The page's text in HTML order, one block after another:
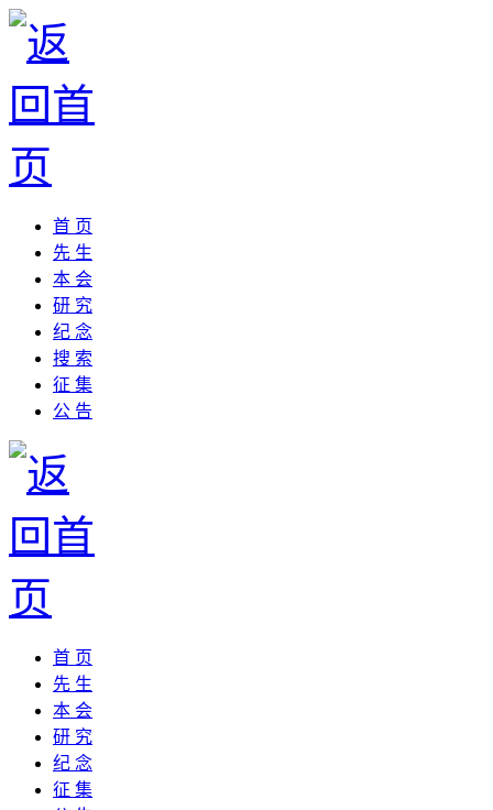
首 页
先 生
本 会
研 究
纪 念
搜 索
征 集
公 告
首 页
先 生
本 会
研 究
纪 念
征 集